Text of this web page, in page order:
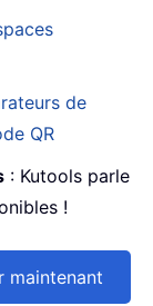
de
QR
: Kutools parle
!
maintenant